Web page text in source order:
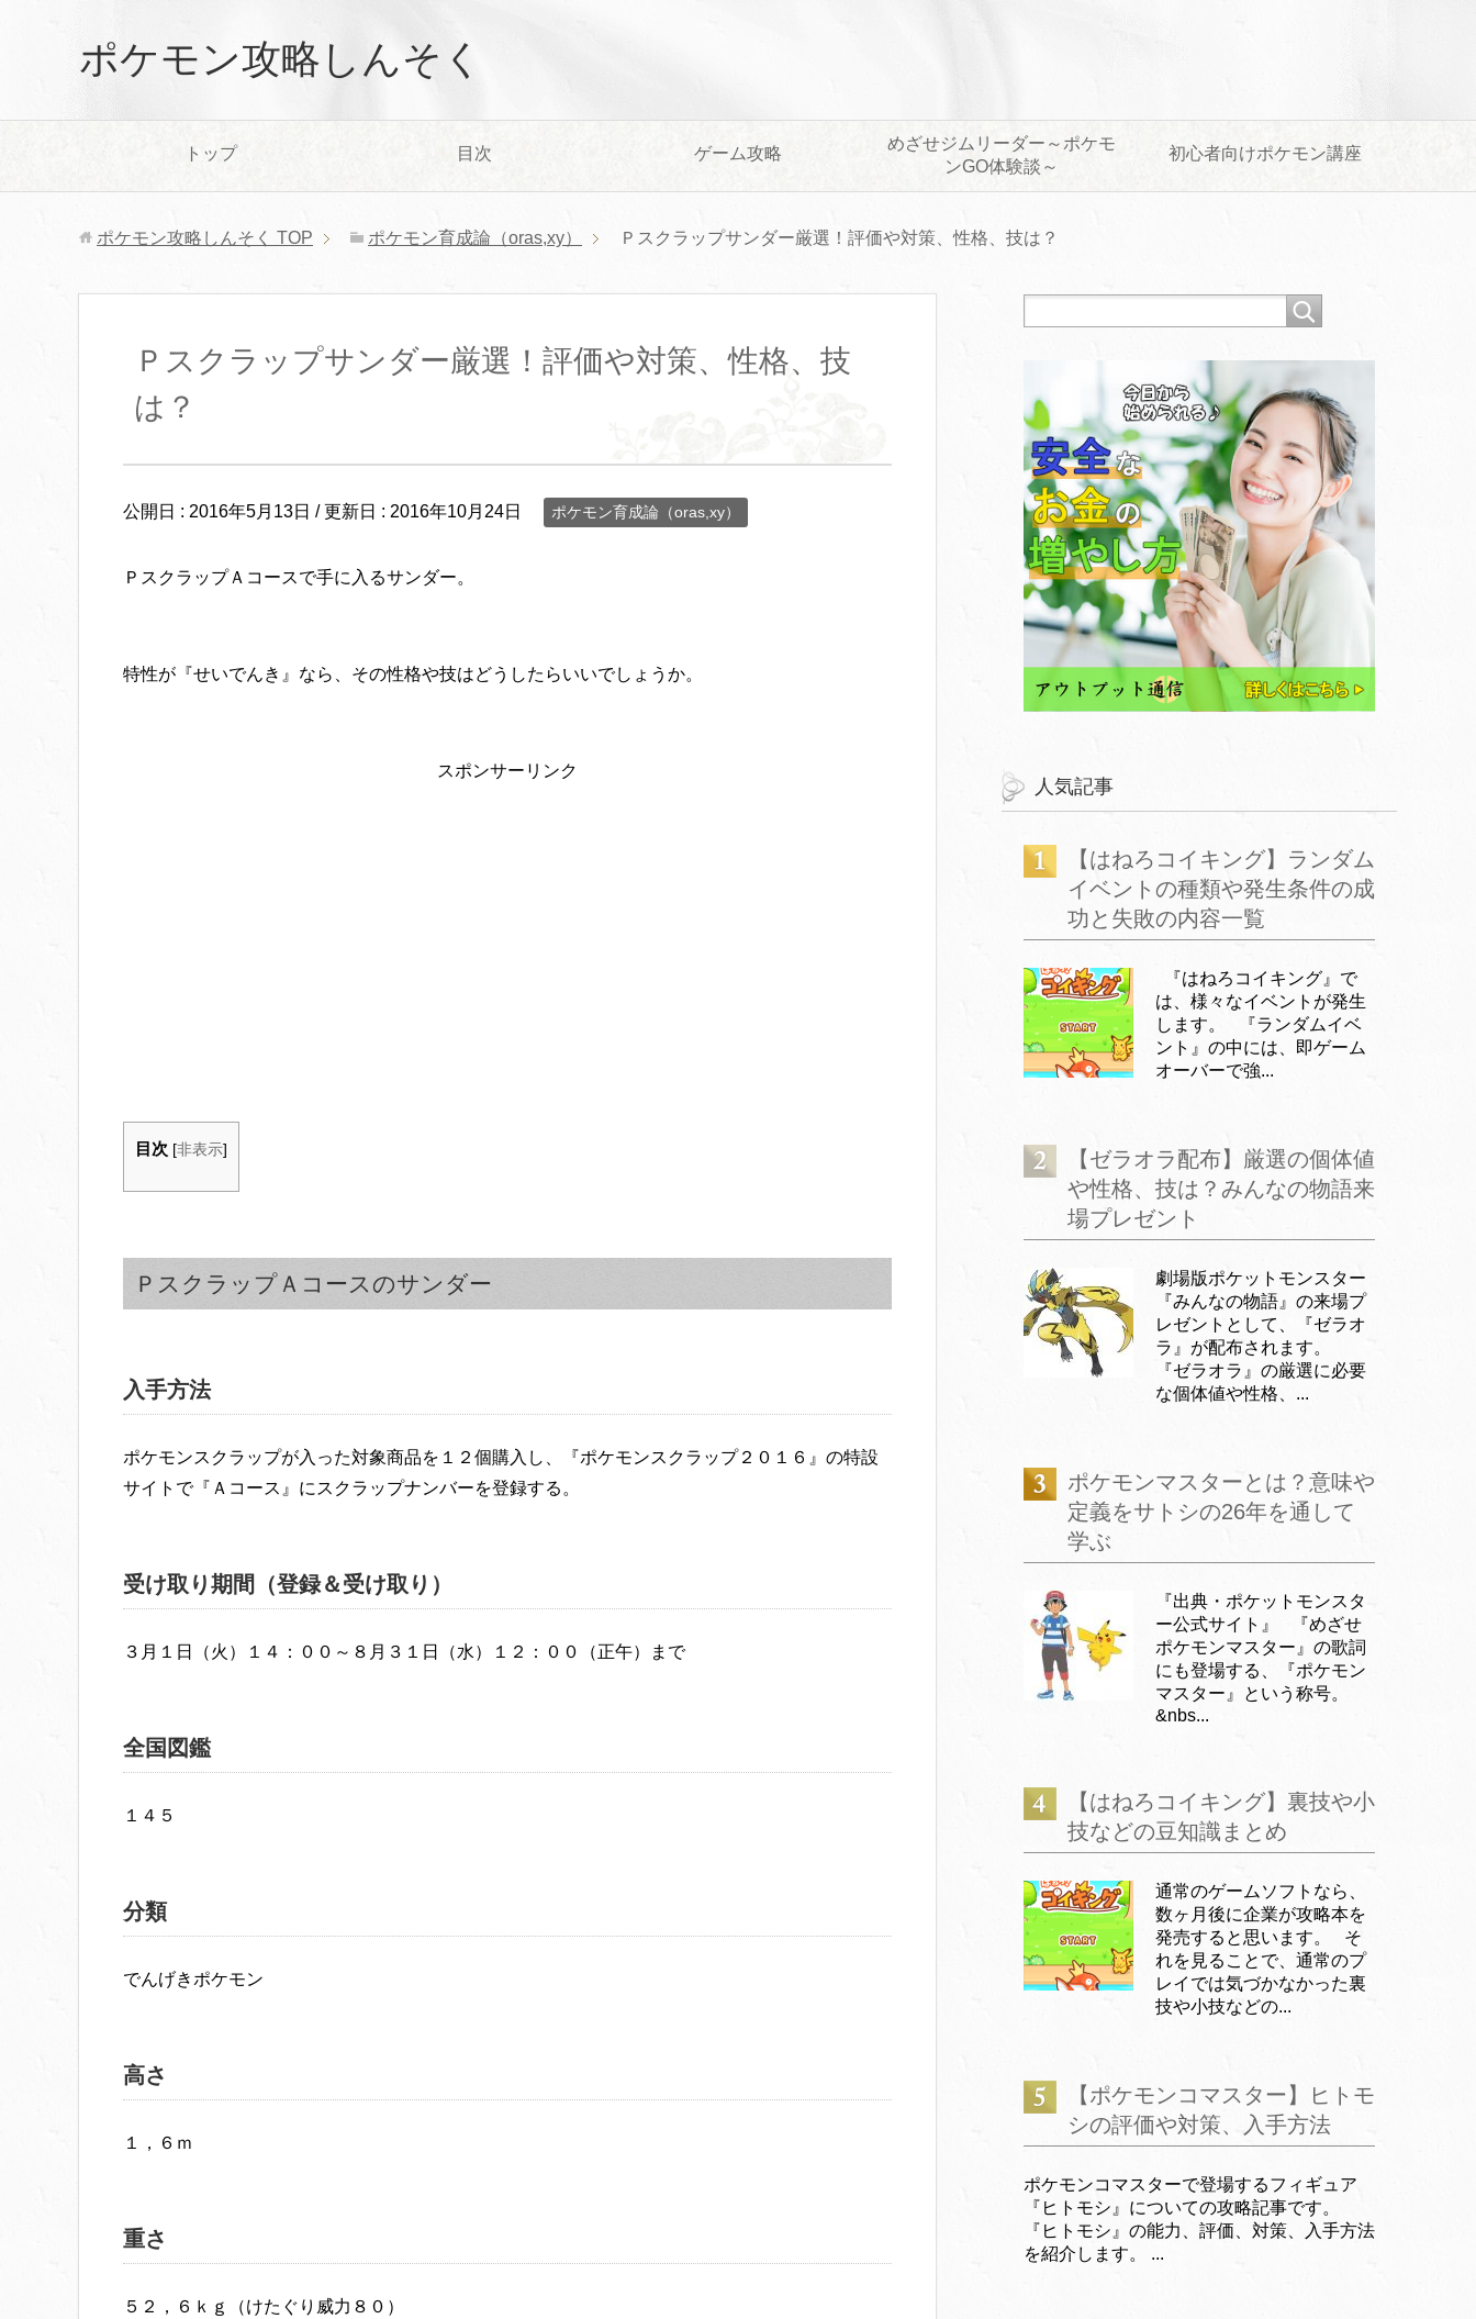
ポケモン攻略しんそく
トップ 目次 ゲーム攻略
めざせジムリーダー～ポケモ
ンGO体験談～
初心者向けポケモン講座
ポケモン攻略しんそく TOP ポケモン育成論（oras,xy） Ｐスクラップサンダー厳選！評価や対策、性格、技は？
Ｐスクラップサンダー厳選！評価や対策、性格、技
は？
公開日 : 2016年5月13日 / 更新日 : 2016年10月24日 ポケモン育成論（oras,xy）
ＰスクラップＡコースで手に入るサンダー。
特性が『せいでんき』なら、その性格や技はどうしたらいいでしょうか。
スポンサーリンク
目次 [非表示]
ＰスクラップＡコースのサンダー
入手方法
ポケモンスクラップが入った対象商品を１２個購入し、『ポケモンスクラップ２０１６』の特設
サイトで『Ａコース』にスクラップナンバーを登録する。
受け取り期間（登録＆受け取り）
３月１日（火）１４：００～８月３１日（水）１２：００（正午）まで
全国図鑑
１４５
分類
でんげきポケモン
高さ
１，６ｍ
重さ
５２，６ｋｇ（けたぐり威力８０）
人気記事
【はねろコイキング】ランダム
イベントの種類や発生条件の成
功と失敗の内容一覧
『はねろコイキング』で
は、様々なイベントが発生
します。 『ランダムイベ
ント』の中には、即ゲーム
オーバーで強...
【ゼラオラ配布】厳選の個体値
や性格、技は？みんなの物語来
場プレゼント
劇場版ポケットモンスター
『みんなの物語』の来場プ
レゼントとして、『ゼラオ
ラ』が配布されます。
『ゼラオラ』の厳選に必要
な個体値や性格、...
ポケモンマスターとは？意味や
定義をサトシの26年を通して
学ぶ
『出典・ポケットモンスタ
ー公式サイト』 『めざせ
ポケモンマスター』の歌詞
にも登場する、『ポケモン
マスター』という称号。
&nbs...
【はねろコイキング】裏技や小
技などの豆知識まとめ
通常のゲームソフトなら、
数ヶ月後に企業が攻略本を
発売すると思います。 そ
れを見ることで、通常のプ
レイでは気づかなかった裏
技や小技などの...
【ポケモンコマスター】ヒトモ
シの評価や対策、入手方法
ポケモンコマスターで登場するフィギュア
『ヒトモシ』についての攻略記事です。
『ヒトモシ』の能力、評価、対策、入手方法
を紹介します。 ...